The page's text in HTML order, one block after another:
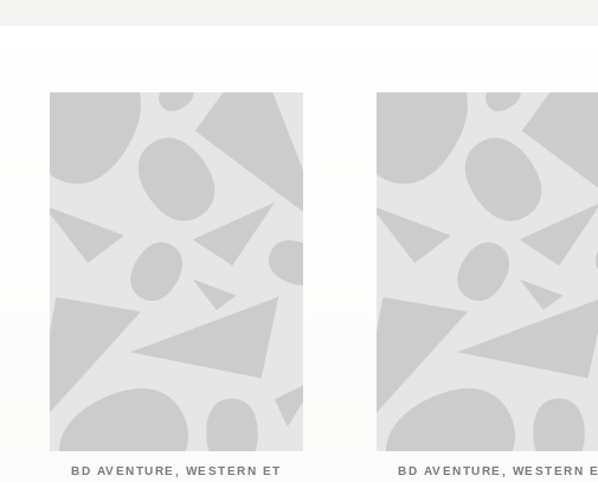
BD AVENTURE, WESTERN ET
BD AVENTURE, WESTERN